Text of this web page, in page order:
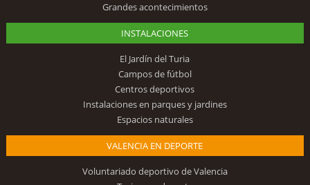
Grandes acontecimientos
INSTALACIONES
El Jardín del Turia
Campos de fútbol
Centros deportivos
Instalaciones en parques y jardines
Espacios naturales
VALENCIA EN DEPORTE
Voluntariado deportivo de Valencia